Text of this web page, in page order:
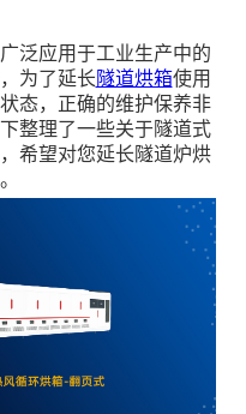
泛应用于工业生产中的
为了延长隧道烘箱使用
态，正确的维护保养非
整理了一些关于隧道式
希望对您延长隧道炉烘